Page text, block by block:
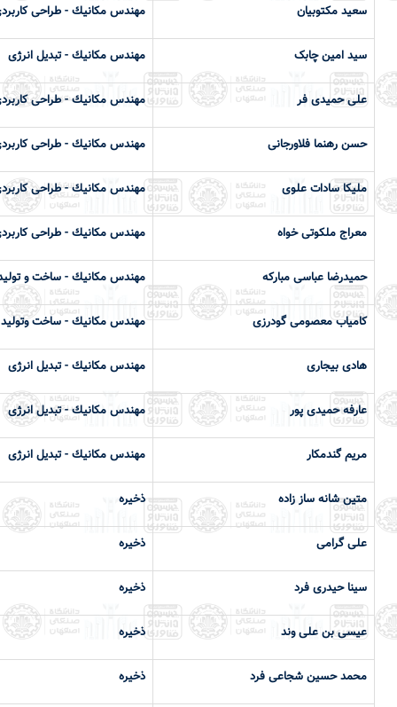
سعید مکتوبیان مهندس مكانيك - طراحی
سید امین چابک مهندس مكانيك - تبدیل انرژی
علی حمیدی فر مهندس مكانيك - طراحی
حسن رهنما فلاورجانی مهندس مكانيك - طراحی
ملیکا سادات علوی مهندس مكانيك - طراحی
معراج ملکوتی خواه مهندس مكانيك - طراحی
حمیدرضا عباسی مبارکه مهندس مكانيك - ساخت و
کامیاب معصومی گودرزی مهندس مكانيك - ساخت وتولید
هادی بیجاری مهندس مكانيك - تبدیل انرژی
عارفه حمیدی پور مهندس مكانيك - تبدیل انرژی
مریم گندمکار مهندس مكانيك - تبدیل انرژی
متین شانه ساز زاده ذخیره
علی گرامی ذخیره
سینا حیدری فرد ذخیره
عيسی بن علی وند ذخیره
محمد حسین شجاعی فرد ذخیره